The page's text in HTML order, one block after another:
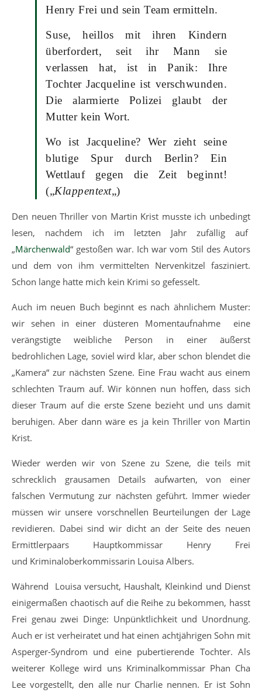
Henry Frei und sein Team ermitteln.
Suse, heillos mit ihren Kindern
überfordert, seit ihr Mann sie
verlassen hat, ist in Panik: Ihre
Tochter Jacqueline ist verschwunden.
Die alarmierte Polizei glaubt der
Mutter kein Wort.
Wo ist Jacqueline? Wer zieht seine
blutige Spur durch Berlin? Ein
Wettlauf gegen die Zeit beginnt!
(„Klappentext„)
Den neuen Thriller von Martin Krist musste ich unbedingt
lesen, nachdem ich im letzten Jahr zufällig auf
„Märchenwald“ gestoßen war. Ich war vom Stil des Autors
und dem von ihm vermittelten Nervenkitzel fasziniert.
Schon lange hatte mich kein Krimi so gefesselt.
Auch im neuen Buch beginnt es nach ähnlichem Muster:
wir sehen in einer düsteren Momentaufnahme eine
verängstigte weibliche Person in einer äußerst
bedrohlichen Lage, soviel wird klar, aber schon blendet die
„Kamera“ zur nächsten Szene. Eine Frau wacht aus einem
schlechten Traum auf. Wir können nun hoffen, dass sich
dieser Traum auf die erste Szene bezieht und uns damit
beruhigen. Aber dann wäre es ja kein Thriller von Martin
Krist.
Wieder werden wir von Szene zu Szene, die teils mit
schrecklich grausamen Details aufwarten, von einer
falschen Vermutung zur nächsten geführt. Immer wieder
müssen wir unsere vorschnellen Beurteilungen der Lage
revidieren. Dabei sind wir dicht an der Seite des neuen
Ermittlerpaars Hauptkommissar Henry Frei
und Kriminaloberkommissarin Louisa Albers.
Während Louisa versucht, Haushalt, Kleinkind und Dienst
einigermaßen chaotisch auf die Reihe zu bekommen, hasst
Frei genau zwei Dinge: Unpünktlichkeit und Unordnung.
Auch er ist verheiratet und hat einen achtjährigen Sohn mit
Asperger-Syndrom und eine pubertierende Tochter. Als
weiterer Kollege wird uns Kriminalkommissar Phan Cha
Lee vorgestellt, den alle nur Charlie nennen. Er ist Sohn